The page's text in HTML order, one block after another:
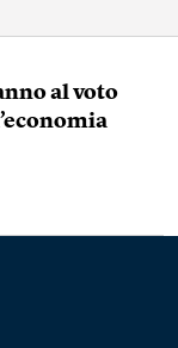
al voto